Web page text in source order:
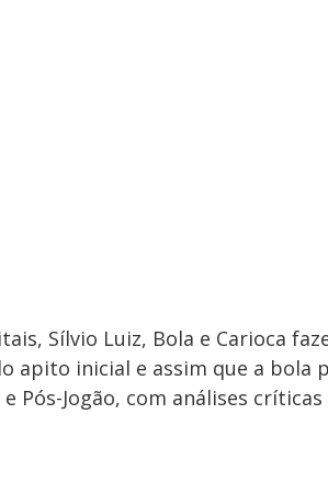
Sílvio Luiz, Bola e Carioca
apito inicial e assim que a bola
Pós-Jogão, com análises